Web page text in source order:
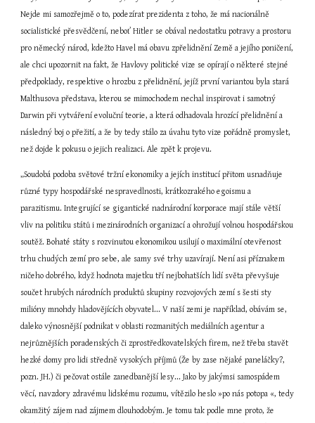
Nejde mi samozřejmě o to, podezírat prezidenta z toho, že má nacionálně
socialistické přesvědčení, neboť Hitler se obával nedostatku potravy a prostoru
pro německý národ, kdežto Havel má obavu zpřelidnění Země a jejího poničení,
ale chci upozornit na fakt, že Havlovy politické vize se opírají o některé stejné
předpoklady, respektive o hrozbu z přelidnění, jejíž první variantou byla stará
Malthusova představa, kterou se mimochodem nechal inspirovat i samotný
Darwin při vytváření evoluční teorie, a která odhadovala hrozící přelidnění a
následný boj o přežití, a že by tedy stálo za úvahu tyto vize pořádně promyslet,
než dojde k pokusu o jejich realizaci. Ale zpět k projevu.
„Soudobá podoba světové tržní ekonomiky a jejích institucí přitom usnadňuje
různé typy hospodářské nespravedlnosti, krátkozrakého egoismu a
parazitismu. Integrující se gigantické nadnárodní korporace mají stále větší
vliv na politiku států i mezinárodních organizací a ohrožují volnou hospodářskou
soutěž. Bohaté státy s rozvinutou ekonomikou usilují o maximální otevřenost
trhu chudých zemí pro sebe, ale samy své trhy uzavírají. Není asi příznakem
ničeho dobrého, když hodnota majetku tří nejbohatších lidí světa převyšuje
součet hrubých národních produktů skupiny rozvojových zemí s šesti sty
milióny mnohdy hladovějících obyvatel... V naší zemi je například, obávám se,
daleko výnosnější podnikat v oblasti rozmanitých mediálních agentur a
nejrůznějších poradenských či zprostředkovatelských firem, než třeba stavět
hezké domy pro lidi středně vysokých příjmů (Že by zase nějaké paneláčky?,
pozn. JH.) či pečovat ostále zanedbanější lesy... Jako by jakýmsi samospádem
věcí, navzdory zdravému lidskému rozumu, vítězilo heslo »po nás potopa «, tedy
okamžitý zájem nad zájmem dlouhodobým. Je tomu tak podle mne proto, že